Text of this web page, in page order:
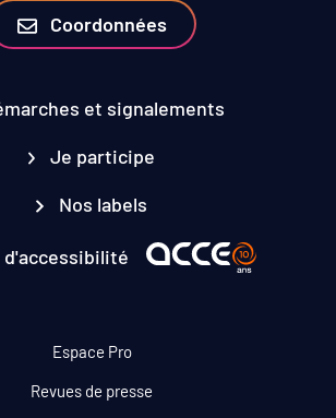
Coordonnées
et signalements
Je participe
Nos labels
Espace Pro
Revues de presse